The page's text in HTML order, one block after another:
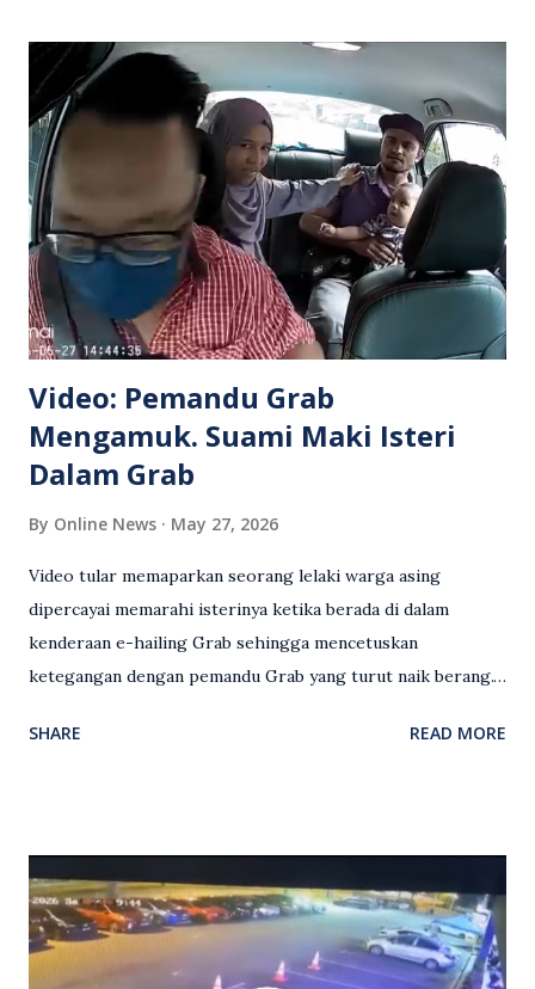
Video: Pemandu Grab
Mengamuk. Suami Maki Isteri
Dalam Grab
By Online News May 27, 2026
Video tular memaparkan seorang lelaki warga asing
dipercayai memarahi isterinya ketika berada di dalam
kenderaan e-hailing Grab sehingga mencetuskan
ketegangan dengan pemandu Grab yang turut naik berang.
antara seorang lelaki warga asing dengan pemandu Grab
Grab bertindak mempertahankan wanita terbabit sebelum
berlaku pertikaman lidah antara kedua-dua pihak. Video
berkenaan kini tular di media sosial dan mendapat pelbagai
reaksi orang ramai. Antara komen orang awam yang tular di
SHARE READ MORE